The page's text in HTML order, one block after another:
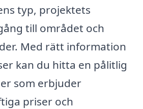
typ, projektets
till området och
Med rätt information
kan du hitta en pålitlig
som erbjuder
priser och